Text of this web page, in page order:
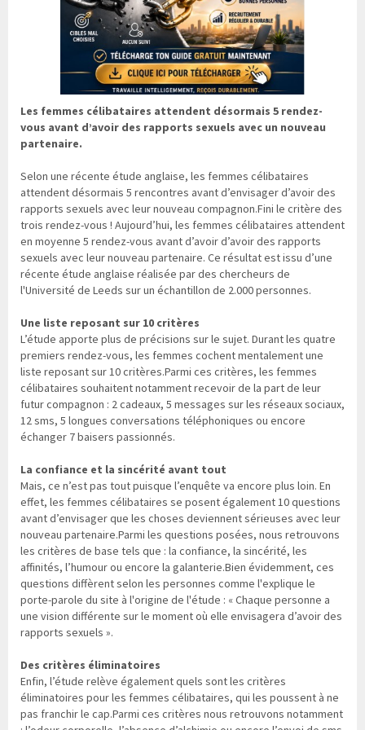
Les femmes célibataires attendent désormais 5 rendez-
vous avant d’avoir des rapports sexuels avec un nouveau
partenaire.
Selon une récente étude anglaise, les femmes célibataires
attendent désormais 5 rencontres avant d’envisager d’avoir des
rapports sexuels avec leur nouveau compagnon.Fini le critère des
trois rendez-vous ! Aujourd’hui, les femmes célibataires attendent
en moyenne 5 rendez-vous avant d’avoir d’avoir des rapports
sexuels avec leur nouveau partenaire. Ce résultat est issu d’une
récente étude anglaise réalisée par des chercheurs de
l'Université de Leeds sur un échantillon de 2.000 personnes.
Une liste reposant sur 10 critères
L’étude apporte plus de précisions sur le sujet. Durant les quatre
premiers rendez-vous, les femmes cochent mentalement une
liste reposant sur 10 critères.Parmi ces critères, les femmes
célibataires souhaitent notamment recevoir de la part de leur
futur compagnon : 2 cadeaux, 5 messages sur les réseaux sociaux,
12 sms, 5 longues conversations téléphoniques ou encore
échanger 7 baisers passionnés.
La confiance et la sincérité avant tout
Mais, ce n’est pas tout puisque l’enquête va encore plus loin. En
effet, les femmes célibataires se posent également 10 questions
avant d’envisager que les choses deviennent sérieuses avec leur
nouveau partenaire.Parmi les questions posées, nous retrouvons
les critères de base tels que : la confiance, la sincérité, les
affinités, l’humour ou encore la galanterie.Bien évidemment, ces
questions diffèrent selon les personnes comme l'explique le
porte-parole du site à l'origine de l'étude : « Chaque personne a
une vision différente sur le moment où elle envisagera d’avoir des
rapports sexuels ».
Des critères éliminatoires
Enfin, l’étude relève également quels sont les critères
éliminatoires pour les femmes célibataires, qui les poussent à ne
pas franchir le cap.Parmi ces critères nous retrouvons notamment